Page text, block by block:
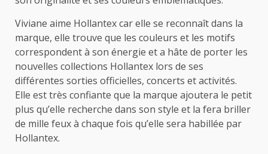
Viviane aime Hollantex car elle se reconnaît dans la
marque, elle trouve que les couleurs et les motifs
correspondent à son énergie et a hâte de porter les
nouvelles collections Hollantex lors de ses
différentes sorties officielles, concerts et activités.
Elle est très confiante que la marque ajoutera le petit
plus qu’elle recherche dans son style et la fera briller
de mille feux à chaque fois qu’elle sera habillée par
Hollantex.